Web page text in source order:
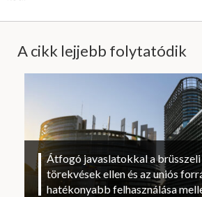
A cikk lejjebb folytatódik
Átfogó javaslatokkal a
törekvések ellen és az uniós
hatékonyabb felhasználása